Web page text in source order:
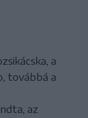
a
továbbá a
az